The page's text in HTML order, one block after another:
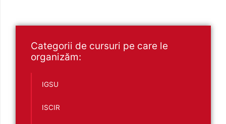
Categorii de cursuri pe care le
organizăm:
IGSU
ISCIR